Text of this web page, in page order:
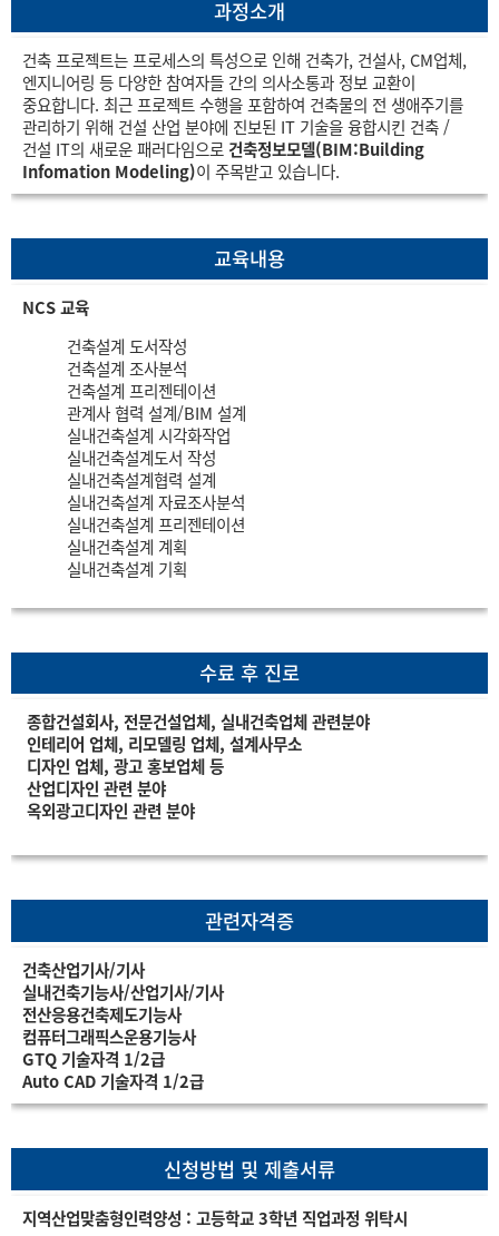
과정소개
건축 프로젝트는 프로세스의 특성으로 인해 건축가, 건설사, CM업체,
엔지니어링 등 다양한 참여자들 간의 의사소통과 정보 교환이
중요합니다. 최근 프로젝트 수행을 포함하여 건축물의 전 생애주기를
관리하기 위해 건설 산업 분야에 진보된 IT 기술을 융합시킨 건축 /
건설 IT의 새로운 패러다임으로 건축정보모델(BIM:Building
Infomation Modeling)이 주목받고 있습니다.
교육내용
NCS 교육
건축설계 도서작성
건축설계 조사분석
건축설계 프리젠테이션
관계사 협력 설계/BIM 설계
실내건축설계 시각화작업
실내건축설계도서 작성
실내건축설계협력 설계
실내건축설계 자료조사분석
실내건축설계 프리젠테이션
실내건축설계 계획
실내건축설계 기획
수료 후 진로
종합건설회사, 전문건설업체, 실내건축업체 관련분야
인테리어 업체, 리모델링 업체, 설계사무소
디자인 업체, 광고 홍보업체 등
산업디자인 관련 분야
옥외광고디자인 관련 분야
관련자격증
건축산업기사/기사
실내건축기능사/산업기사/기사
전산응용건축제도기능사
컴퓨터그래픽스운용기능사
GTQ 기술자격 1/2급
Auto CAD 기술자격 1/2급
신청방법 및 제출서류
지역산업맞춤형인력양성 : 고등학교 3학년 직업과정 위탁시